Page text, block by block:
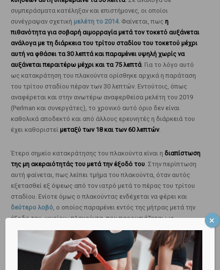
συμπεράσματα κατέληξαν και επιστήμονες, οι οποίοι
συνέγραψαν σχετική μελέτη το 2014. Φαίνεται, πως η
πιθανότητα για σοβαρή αιμορραγία μετά τον τοκετό αυξάνεται
ανάλογα με τη διάρκεια του τρίτου σταδίου του τοκετού μέχρι
αυτή να φθάσει τα 30 λεπτά και παραμένει υψηλή χωρίς να
αυξάνεται περαιτέρω μέχρι και τα 75 λεπτά. Για το λόγο αυτό
ως κατακράτηση του πλακούντα ορίσθηκε αρχικά η παράταση
του τρίτου σταδίου πέραν των 30 λεπτών. Εντούτοις, όπως
αναφέρεται και στην ανωτέρω αναφερθείσα μελέτη του 2019
(Perlman και συνεργάτες), το χρονικό αυτό όριο δεν είναι
καθολικά αποδεκτό και από άλλους ερευνητές η διάρκειά του
έχει καθοριστεί μεταξύ των 18 και των 60 λεπτών.
Έτερο σημείο κατακράτησης του πλακούντα είναι η διαπίστωση
της μη ακεραιότητάς του μετά την έξοδό του. Στην περίπτωση
αυτή φαίνεται, πως λείπει τμήμα του πλακούντα, όταν αυτός
εξετασθεί εξ όψεως από τον ιατρό μετά το πέρας του τρίτου
σταδίου. Ενίοτε όμως ο πλακούντας ενδέχεται να φέρει και
δεύτερο λοβό, ο οποίος παραμένει εντός της μήτρας μετά την
έξοδο του «κυρίου» πλακούντα, που παρουσιάζεται ως
ακέραιος.
αδυναμία σύσπασης της μήτρας μετά την έξοδο του
πλακούντα είναι επίσης σημείο ενδεχομένης κατακράτησης